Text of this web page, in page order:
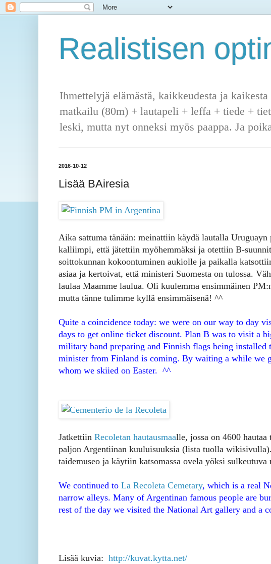
Realistisen
Ihmettelyjä elämästä, kaikkeudesta ja
matkailu (80m) + lautapeli + leffa + tiede +
leski, mutta nyt onneksi myös paappa. Ja
2016-10-12
Lisää BAiresia
Aika sattuma tänään: meinattiin käydä lautalla
kalliimpi, että jätettiin myöhemmäksi ja otettiin B-
soittokunnan kokoontuminen aukiolle ja paikalla
asiaa ja kertoivat, että ministeri Suomesta on tulossa.
laulaa Maamme laulua. Oli kuulemma ensimmäinen
mutta tänne tulimme kyllä ensimmäisenä! ^^
Quite a coincidence today: we were on our way to day
days to get online ticket discount. Plan B was to visit a
military band preparing and Finnish flags being installed
minister from Finland is coming. By waiting a while we
whom we skiied on Easter. ^^
Jatkettiin Recoletan hautausmaalle, jossa on 4600
paljon Argentiinan kuuluisuuksia (lista tuolla
taidemuseo ja käytiin katsomassa ovela yöksi
We continued to La Recoleta Cemetary, which is a real
narrow alleys. Many of Argentinan famous people are
rest of the day we visited the National Art gallery and a
Lisää kuvia: http://kuvat.kytta.net/